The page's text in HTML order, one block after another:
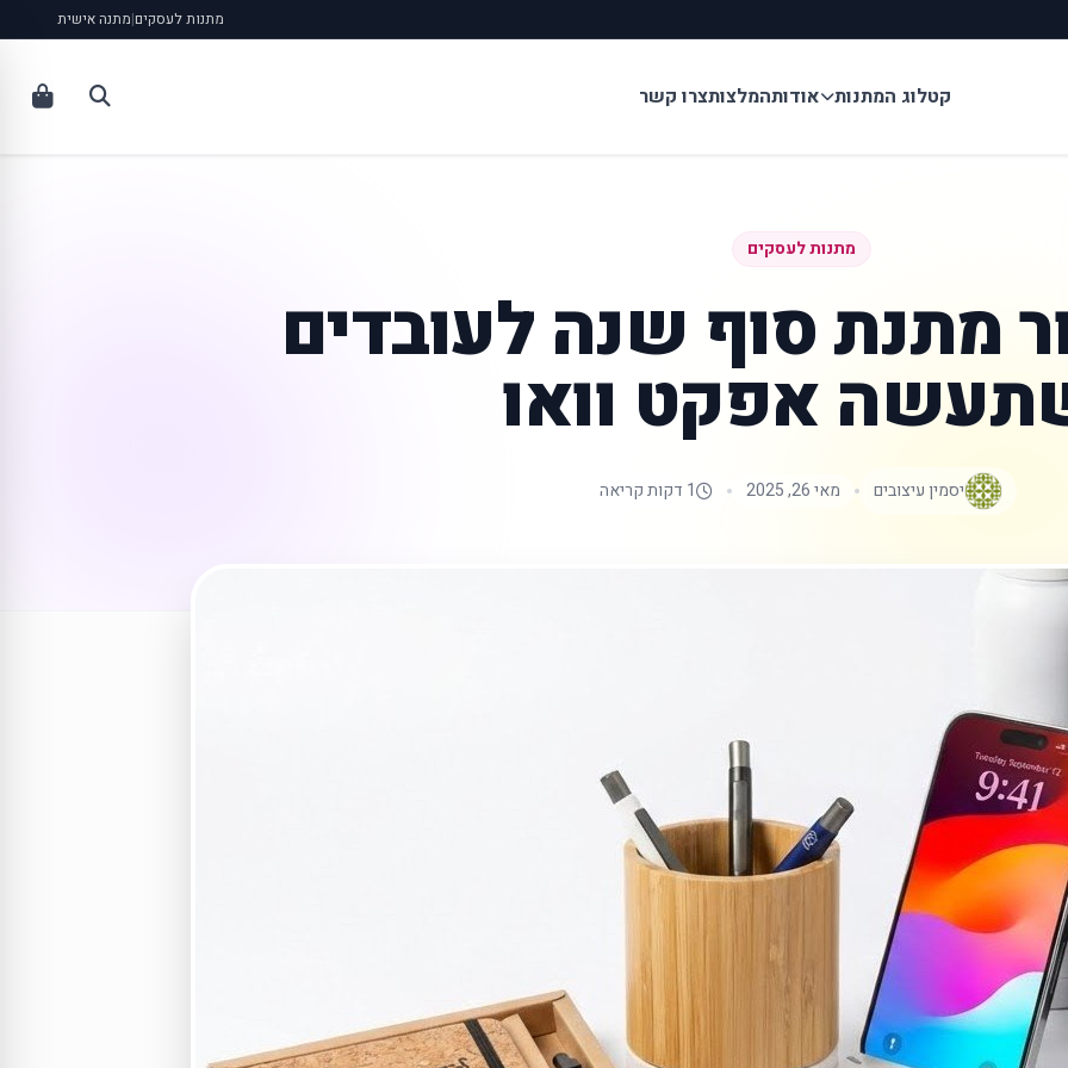
מתנות לעסקים|מתנה אישית
קטלוג המתנות אודותהמלצותצרו קשר
מתנות לעסקים
מתנת סוף שנה לעובדים
אפקט וואו
יסמין עיצובים מאי 26, 2025 1 דקות קריאה